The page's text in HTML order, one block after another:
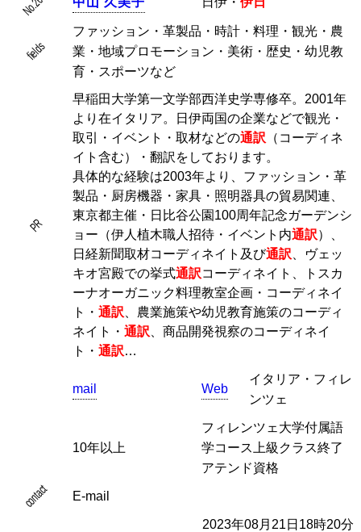
fields
ファッション・革製品・時計・料理・観光・農
業・地域プロモーション・美術・歴史・幼児教
育・スポーツなど
PR
早稲田大学第一文学部西洋史学専修卒。2001年
より在イタリア。日伊両国の企業などで観光・
取引・イベント・取材などの通訳 （コーディネ
イト含む）・翻訳をしております。
具体的な経験は2003年より、ファッション・革
製品・厨房機器・家具・照明器具の貿易関連、
東京都主催・日比谷公園100周年記念ガーデンシ
ョー（伊人植木職人招待・イベント内通訳）、
日経新聞取材コーディネイト及び通訳 、ヴェッ
キオ宮殿での挙式通訳コーディネイト、トスカ
ーナオーガニック料理教室企画・コーディネイ
ト・ 通訳 、農業施策や幼児教育施策のコーディ
ネイト・ 通訳 、商品開発視察のコーディネイ
ト・ 通訳…
mail Web
イタリア・フィレ
ンツェ
10年以上
フィレンツェ大学付属語
学コース上級クラス終了
アテンド資格
contact E-mail
2023年08月21日18時20分